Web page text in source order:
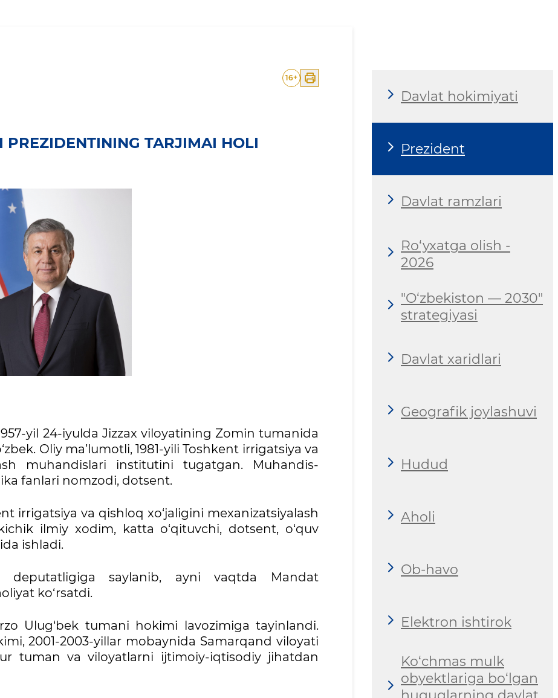
16+
PREZIDENTINING TARJIMAI HOLI
yil 24-iyulda Jizzax viloyatining Zomin tumanida
Oliy ma’lumotli, 1981-yili Toshkent irrigatsiya va
muhandislari institutini tugatgan. Muhandis-
fanlari nomzodi, dotsent.
irrigatsiya va qishloq xo‘jaligini mexanizatsiyalash
ilmiy xodim, katta o‘qituvchi, dotsent, o‘quv
ishladi.
deputatligiga saylanib, ayni vaqtda Mandat
ko‘rsatdi.
Ulug‘bek tumani hokimi lavozimiga tayinlandi.
2001-2003-yillar mobaynida Samarqand viloyati
tuman va viloyatlarni ijtimoiy-iqtisodiy jihatdan
Davlat hokimiyati
Prezident
Davlat ramzlari
Ro‘yxatga olish -
2026
"O‘zbekiston — 2030"
strategiyasi
Davlat xaridlari
Geografik joylashuvi
Hudud
Aholi
Ob-havo
Elektron ishtirok
Ko‘chmas mulk
obyektlariga bo‘lgan